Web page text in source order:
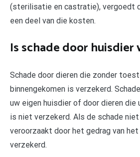
(sterilisatie en castratie), vergoedt
een deel van die kosten.
Is schade door huisdier
Schade door dieren die zonder
binnengekomen is verzekerd.
uw eigen huisdier of door dieren die
is niet verzekerd. Als de schade
veroorzaakt door het gedrag van
verzekerd.